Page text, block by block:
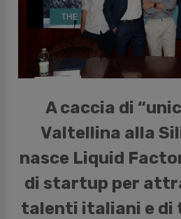
A caccia di
Valtellina alla
nasce Liquid
di startup per
talenti italiani e di